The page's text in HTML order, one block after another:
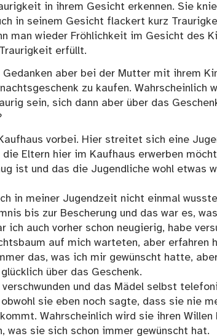
in ihrem Gesicht erkennen. Sie
in seinem Gesicht flackert kurz
man wieder Fröhlichkeit im Gesicht des
erfüllt.
aber bei der Mutter mit ihrem
zu kaufen. Wahrscheinlich
sein, sich dann aber über das
vorbei. Hier streitet sich eine
Eltern hier im Kaufhaus erwerben
ist und das die Jugendliche wohl etwas
in meiner Jugendzeit nicht einmal
bis zur Bescherung und das war es,
ich auch vorher schon neugierig, habe
auf mich warteten, aber erfahren
das, was ich mir gewünscht hatte,
über das Geschenk.
und das Mädel selbst
sie eben noch sagte, dass sie nie
Wahrscheinlich wird sie ihren Willen
was sie sich schon immer gewünscht hat.